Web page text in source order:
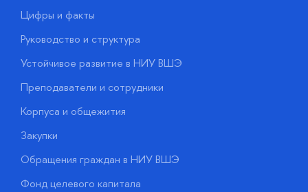
Цифры и факты
Руководство и структура
Устойчивое развитие в НИУ ВШЭ
Преподаватели и сотрудники
Корпуса и общежития
Закупки
Обращения граждан в НИУ ВШЭ
Фонд целевого капитала